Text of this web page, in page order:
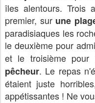
îles alentours. Trois
premier, sur une
paradisiaques les
le deuxième pour
et le troisième pour
pêcheur. Le repas
étaient juste horribles
appétissantes ! Ne